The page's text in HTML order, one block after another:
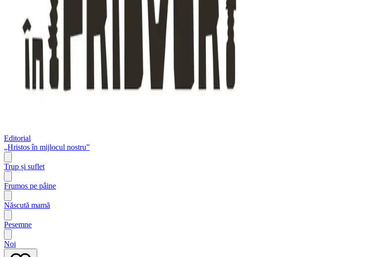
Editorial
„Hristos în mijlocul nostru”
Trup și suflet
Frumos pe pâine
Născută mamă
Pesemne
Noi